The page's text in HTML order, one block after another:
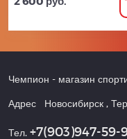
Чемпион - магазин
Адрес Новосибирск ,
Тел. +7(903)947-59-